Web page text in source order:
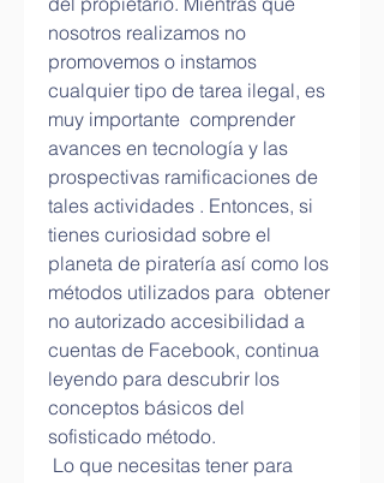
nosotros realizamos no
promovemos o instamos
cualquier tipo de tarea ilegal, es
muy importante  comprender
avances en tecnología y las
prospectivas ramificaciones de
tales actividades . Entonces, si
tienes curiosidad sobre el
planeta de piratería así como los
métodos utilizados para  obtener
no autorizado accesibilidad a
cuentas de Facebook, continua
leyendo para descubrir los
conceptos básicos del
sofisticado método.